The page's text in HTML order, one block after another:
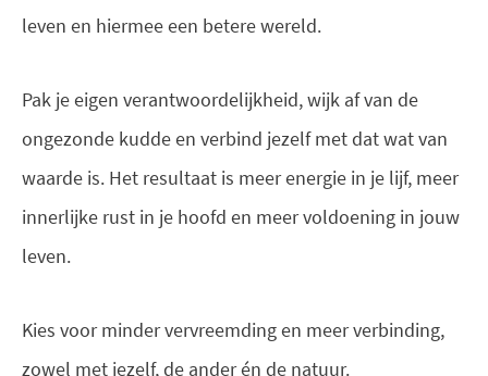
leven en hiermee een betere wereld.
Pak je eigen verantwoordelijkheid, wijk af van de
ongezonde kudde en verbind jezelf met dat wat van
waarde is. Het resultaat is meer energie in je lijf, meer
innerlijke rust in je hoofd en meer voldoening in jouw
leven.
Kies voor minder vervreemding en meer verbinding,
zowel met jezelf, de ander én de natuur.